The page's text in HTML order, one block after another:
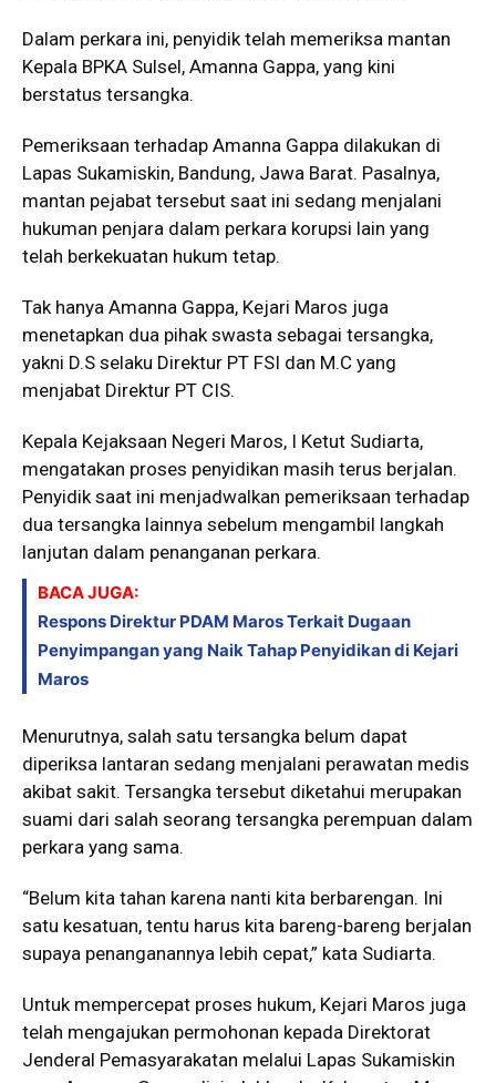
Dalam perkara ini, penyidik telah memeriksa mantan
Kepala BPKA Sulsel, Amanna Gappa, yang kini
berstatus tersangka.
Pemeriksaan terhadap Amanna Gappa dilakukan di
Lapas Sukamiskin, Bandung, Jawa Barat. Pasalnya,
mantan pejabat tersebut saat ini sedang menjalani
hukuman penjara dalam perkara korupsi lain yang
telah berkekuatan hukum tetap.
Tak hanya Amanna Gappa, Kejari Maros juga
menetapkan dua pihak swasta sebagai tersangka,
yakni D.S selaku Direktur PT FSI dan M.C yang
menjabat Direktur PT CIS.
Kepala Kejaksaan Negeri Maros, I Ketut Sudiarta,
mengatakan proses penyidikan masih terus berjalan.
Penyidik saat ini menjadwalkan pemeriksaan terhadap
dua tersangka lainnya sebelum mengambil langkah
lanjutan dalam penanganan perkara.
BACA JUGA:
Respons Direktur PDAM Maros Terkait Dugaan
Penyimpangan yang Naik Tahap Penyidikan di Kejari
Maros
Menurutnya, salah satu tersangka belum dapat
diperiksa lantaran sedang menjalani perawatan medis
akibat sakit. Tersangka tersebut diketahui merupakan
suami dari salah seorang tersangka perempuan dalam
perkara yang sama.
“Belum kita tahan karena nanti kita berbarengan. Ini
satu kesatuan, tentu harus kita bareng-bareng berjalan
supaya penanganannya lebih cepat,” kata Sudiarta.
Untuk mempercepat proses hukum, Kejari Maros juga
telah mengajukan permohonan kepada Direktorat
Jenderal Pemasyarakatan melalui Lapas Sukamiskin